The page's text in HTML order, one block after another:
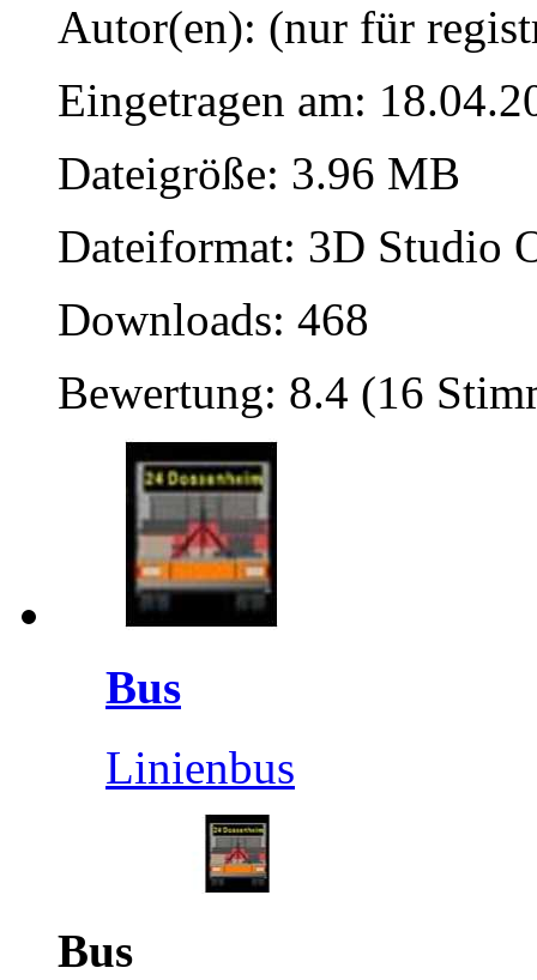
Autor(en): (nur für
Eingetragen am:
Dateigröße: 3.96 MB
Dateiformat: 3D Studio
Downloads: 468
Bewertung: 8.4 (16
Bus
Linienbus
Bus